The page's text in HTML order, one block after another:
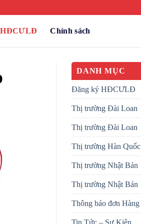
Chính sách
DANH MỤC
Đăng ký HĐCƯLĐ
Thị trường Đài Loan
Thị trường Đài Loan
Thị trường Hàn Quốc
Thị trường Nhật Bản
Thị trường Nhật Bản
Thông báo đơn Hàng
Tin Tức – Sự Kiện